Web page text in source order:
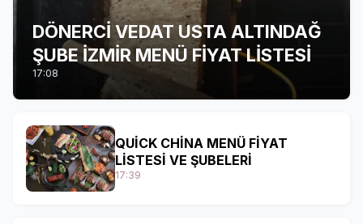
DÖNERCİ VEDAT USTA ALTINDAĞ
ŞUBE İZMİR MENÜ FİYAT LİSTESİ
17:08
QUİCK CHİNA MENÜ FİYAT
LİSTESİ VE ŞUBELERİ
17:39